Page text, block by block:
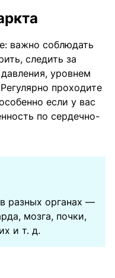
важно соблюдать
следить за
уровнем
проходите
если у вас
по сердечно-
разных органах —
мозга, почки,
и т. д.